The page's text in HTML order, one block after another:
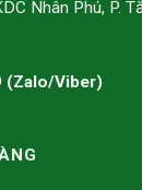
Nhân Phú, P.
(Zalo/Viber)